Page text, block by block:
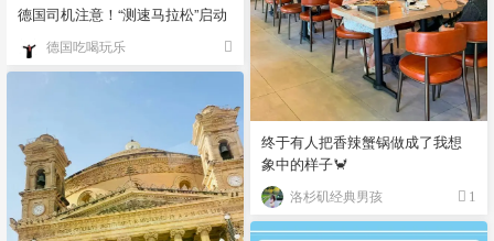
德国司机注意！“测速马拉松”启动
德国吃喝玩乐
终于有人把香辣蟹锅做成了我想
象中的样子🦀
洛杉矶经典男孩 1